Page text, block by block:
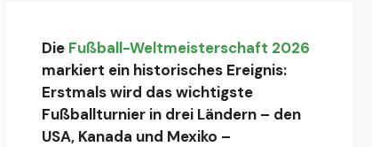
Die Fußball-Weltmeisterschaft 2026
markiert ein historisches Ereignis:
Erstmals wird das wichtigste
Fußballturnier in drei Ländern – den
USA, Kanada und Mexiko –